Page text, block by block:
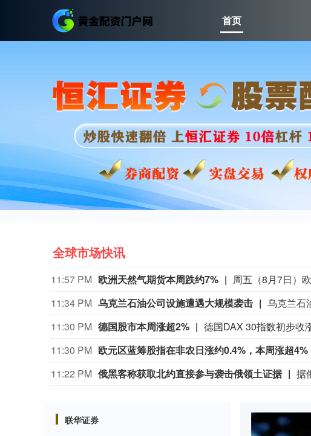
首页
全球市场快讯
11:57 PM 欧洲天然气期货本周跌约7%
11:34 PM 乌克兰石油公司设施遭遇大规模袭击
11:30 PM 德国股市本周涨超2%
11:30 PM 欧元区蓝筹股指在非农日涨约0.4%，本周涨超4%
11:22 PM 俄黑客称获取北约直接参与袭击俄领土证据
联华证券